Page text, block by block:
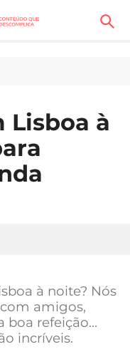
Lisboa à
à noite? Nós
amigos,
boa refeição…
incríveis.